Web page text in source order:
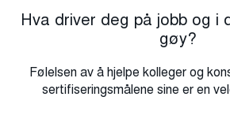
Hva driver deg på jobb og i
gøy?
Følelsen av å hjelpe kolleger og
sertifiseringsmålene sine er en